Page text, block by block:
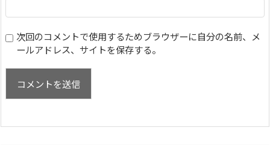
次回のコメントで使用するためブラウザーに自分の名前、メ
ールアドレス、サイトを保存する。